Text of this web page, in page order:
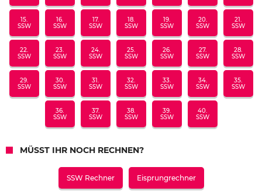
15.
SSW
16.
SSW
17.
SSW
18.
SSW
19.
SSW
20.
SSW
21.
SSW
22.
SSW
23.
SSW
24.
SSW
25.
SSW
26.
SSW
27.
SSW
28.
SSW
29.
SSW
30.
SSW
31.
SSW
32.
SSW
33.
SSW
34.
SSW
35.
SSW
36.
SSW
37.
SSW
38.
SSW
39.
SSW
40.
SSW
MÜSST IHR NOCH RECHNEN?
SSW Rechner Eisprungrechner